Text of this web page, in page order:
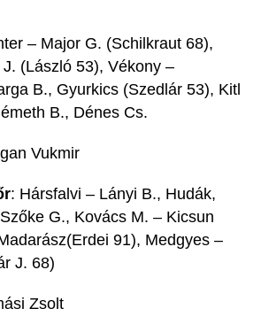
– Major G. (Schilkraut 68),
(László 53), Vékony –
B., Gyurkics (Szedlár 53), Kitl
B., Dénes Cs.
Vukmir
: Hársfalvi – Lányi B., Hudák,
G., Kovács M. – Kicsun
(Erdei 91), Medgyes –
J. 68)
Zsolt